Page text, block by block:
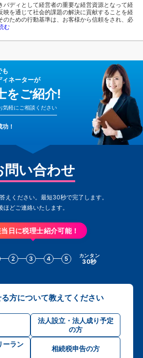
バディとして経営者の重要な経営資源となって経
映を通じて社会的課題の解決に貢献することを経
のための行動基準は、お客様から信頼をされ、必
む
も
ィネーターが
をご紹介!
気軽にご相談ください
！
問い合わせ
えください。最短30秒で完了します。
ほどご連絡いたします。
日に税理士紹介可能！
2 3 4 5 カンタン
30秒
方について教えてください
法人設立・法人成り予定
の方
ーラン
相続税申告の方